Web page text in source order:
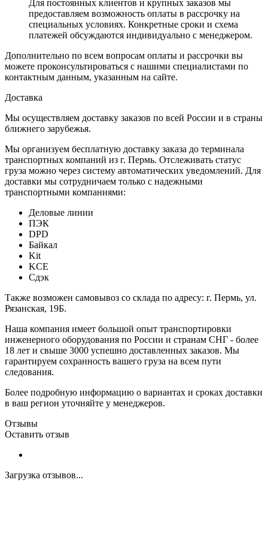
Для постоянных клиентов и крупных заказов мы
предоставляем возможность оплаты в рассрочку на
специальных условиях. Конкретные сроки и схема
платежей обсуждаются индивидуально с менеджером.
Дополнительно по всем вопросам оплаты и рассрочки вы
можете проконсультироваться с нашими специалистами по
контактным данным, указанным на сайте.
Доставка
Мы осуществляем доставку заказов по всей России и в страны
ближнего зарубежья.
Мы организуем бесплатную доставку заказа до терминала
транспортных компаний из г. Пермь. Отслеживать статус
груза можно через систему автоматических уведомлений. Для
доставки мы сотрудничаем только с надежными
транспортными компаниями:
Деловые линии
ПЭК
DPD
Байкал
Kit
KCE
Сдэк
Также возможен самовывоз со склада по адресу: г. Пермь, ул.
Рязанская, 19Б.
Наша компания имеет большой опыт транспортировки
инженерного оборудования по России и странам СНГ - более
18 лет и свыше 3000 успешно доставленных заказов. Мы
гарантируем сохранность вашего груза на всем пути
следования.
Более подробную информацию о вариантах и сроках доставки
в ваш регион уточняйте у менеджеров.
Отзывы
Оставить отзыв
Загрузка отзывов...